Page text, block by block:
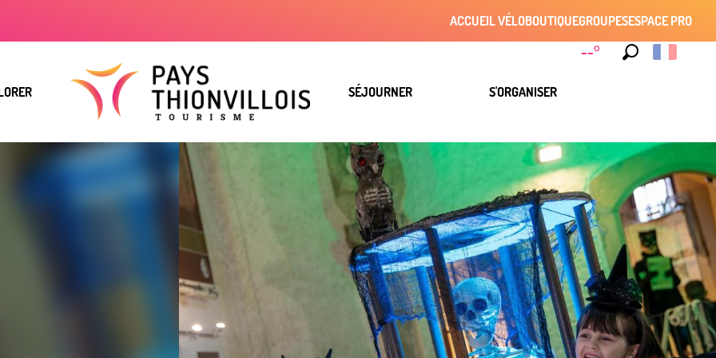
--°
ACCUEIL VÉLOBOUTIQUEGROUPESESPACE PRO
SÉJOURNER S'ORGANISER